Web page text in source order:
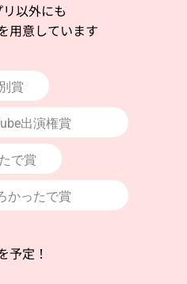
以外にも
用意しています
賞
出演権賞
で賞
かったで賞
予定！